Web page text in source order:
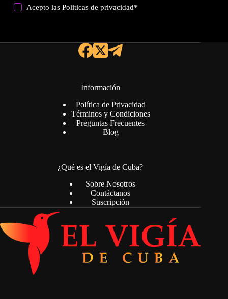
Acepto lasPoliticas de privacidad*
Información
Política de Privacidad
Términos y Condiciones
Preguntas Frecuentes
Blog
¿Qué es el Vigía de Cuba?
Sobre Nosotros
Contáctanos
Suscripción